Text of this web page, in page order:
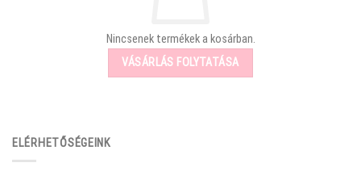
Nincsenek termékek a kosárban.
VÁSÁRLÁS FOLYTATÁSA
ELÉRHETŐSÉGEINK